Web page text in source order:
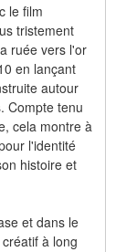
le film
tristement
ruée vers l'or
en lançant
autour
Compte tenu
cela montre à
l'identité
histoire et
et dans le
à long